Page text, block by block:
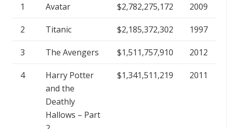
1 Avatar $2,782,275,172 2009
2 Titanic $2,185,372,302 1997
3 The Avengers $1,511,757,910 2012
4
Harry Potter
and the
Deathly
Hallows – Part
$1,341,511,219 2011